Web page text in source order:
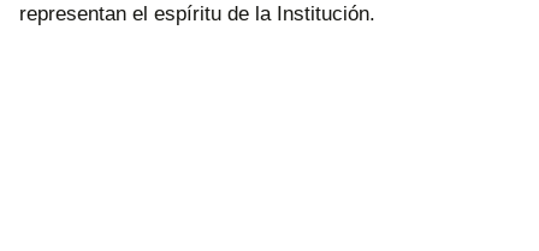
representan el espíritu de la Institución.